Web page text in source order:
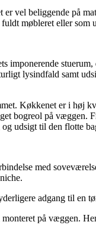
vel beliggende på
møbleret eller som
lysindfald samt
Køkkenet er i høj
bogreol på væggen.
udsigt til den flotte
med
adgang til en
på væggen.